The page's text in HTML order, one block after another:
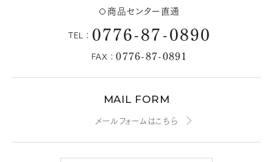
商品センター直通
TEL： 0776-87-0890
FAX：0776-87-0891
MAIL FORM
メールフォームはこちら